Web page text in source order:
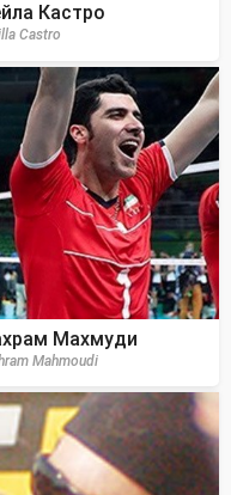
Кастро
Castro
Махмуди
Mahmoudi